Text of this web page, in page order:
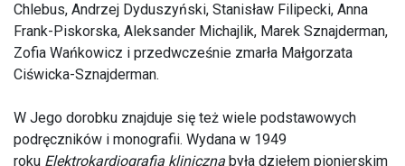
Chlebus, Andrzej Dyduszyński, Stanisław Filipecki, Anna
Frank-Piskorska, Aleksander Michajlik, Marek Sznajderman,
Zofia Wańkowicz i przedwcześnie zmarła Małgorzata
Ciświcka-Sznajderman.
W Jego dorobku znajduje się też wiele podstawowych
podręczników i monografii. Wydana w 1949
roku Elektrokardiografia kliniczna była dziełem pionierskim